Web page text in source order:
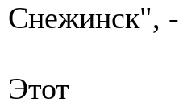
Снежинск",
Этот